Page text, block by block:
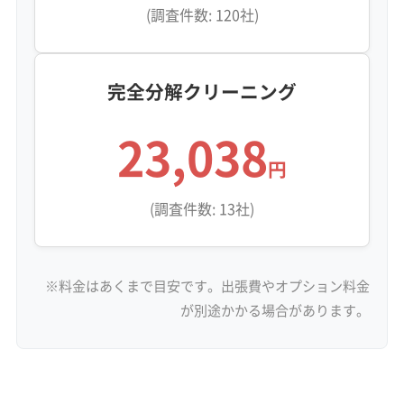
(調査件数: 120社)
完全分解クリーニング
23,038円
(調査件数: 13社)
※料金はあくまで目安です。出張費やオプション料金
が別途かかる場合があります。